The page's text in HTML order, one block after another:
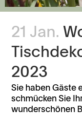
21 Jan.
2023
Sie haben Gäste
schmücken Sie
wunderschönen